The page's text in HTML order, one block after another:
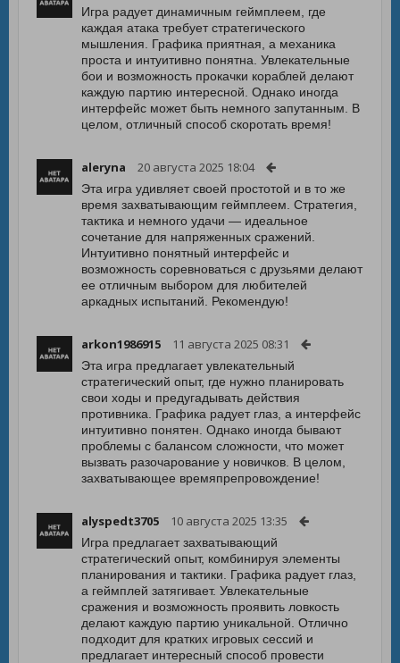
Игра радует динамичным геймплеем, где
каждая атака требует стратегического
мышления. Графика приятная, а механика
проста и интуитивно понятна. Увлекательные
бои и возможность прокачки кораблей делают
каждую партию интересной. Однако иногда
интерфейс может быть немного запутанным. В
целом, отличный способ скоротать время!
aleryna 20 августа 2025 18:04
Эта игра удивляет своей простотой и в то же
время захватывающим геймплеем. Стратегия,
тактика и немного удачи — идеальное
сочетание для напряженных сражений.
Интуитивно понятный интерфейс и
возможность соревноваться с друзьями делают
ее отличным выбором для любителей
аркадных испытаний. Рекомендую!
arkon1986915 11 августа 2025 08:31
Эта игра предлагает увлекательный
стратегический опыт, где нужно планировать
свои ходы и предугадывать действия
противника. Графика радует глаз, а интерфейс
интуитивно понятен. Однако иногда бывают
проблемы с балансом сложности, что может
вызвать разочарование у новичков. В целом,
захватывающее времяпрепровождение!
alyspedt3705 10 августа 2025 13:35
Игра предлагает захватывающий
стратегический опыт, комбинируя элементы
планирования и тактики. Графика радует глаз,
а геймплей затягивает. Увлекательные
сражения и возможность проявить ловкость
делают каждую партию уникальной. Отлично
подходит для кратких игровых сессий и
предлагает интересный способ провести